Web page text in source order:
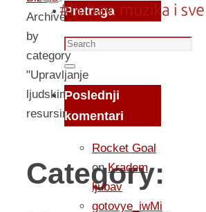
Archive
by
category
"Upravljanje
ljudskim
resursima"
Category:
Pretraga
Search
for:
Search
Poslednji
komentari
Rocket Goal
onKradem
ljubav
gotovye_iwMi